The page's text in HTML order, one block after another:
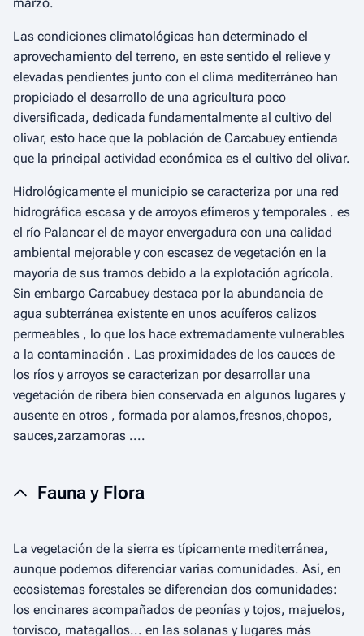
Las condiciones climatológicas han determinado el
aprovechamiento del terreno, en este sentido el relieve y
elevadas pendientes junto con el clima mediterráneo han
propiciado el desarrollo de una agricultura poco
diversificada, dedicada fundamentalmente al cultivo del
olivar, esto hace que la población de Carcabuey entienda
que la principal actividad económica es el cultivo del olivar.
Hidrológicamente el municipio se caracteriza por una red
hidrográfica escasa y de arroyos efímeros y temporales . es
el río Palancar el de mayor envergadura con una calidad
ambiental mejorable y con escasez de vegetación en la
mayoría de sus tramos debido a la explotación agrícola.
Sin embargo Carcabuey destaca por la abundancia de
agua subterránea existente en unos acuíferos calizos
permeables , lo que los hace extremadamente vulnerables
a la contaminación . Las proximidades de los cauces de
los ríos y arroyos se caracterizan por desarrollar una
vegetación de ribera bien conservada en algunos lugares y
ausente en otros , formada por alamos,fresnos,chopos,
sauces,zarzamoras ....
Fauna y Flora
La vegetación de la sierra es típicamente mediterránea,
aunque podemos diferenciar varias comunidades. Así, en
ecosistemas forestales se diferencian dos comunidades:
los encinares acompañados de peonías y tojos, majuelos,
torvisco, matagallos... en las solanas y lugares más